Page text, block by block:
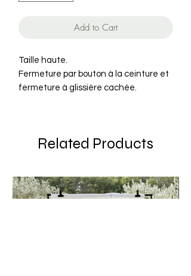
Add to Cart
Taille haute.
Fermeture par bouton à la ceinture et
fermeture à glissière cachée.
"Sessùn Blue"
Related Products